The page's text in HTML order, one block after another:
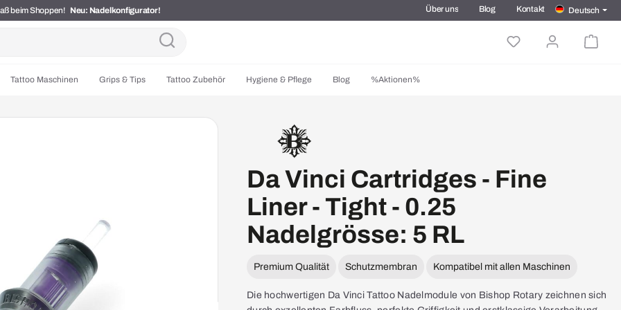
beim Shoppen! Neu: Nadelkonfigurator! Über uns Blog Kontakt Deutsch
Tattoo Maschinen Grips & Tips Tattoo Zubehör Hygiene & Pflege Blog %Aktionen%
Da Vinci Cartridges - Fine
Liner - Tight - 0.25
Nadelgrösse: 5 RL
Premium Qualität Schutzmembran Kompatibel mit allen Maschinen
Die hochwertigen Da Vinci Tattoo Nadelmodule von Bishop Rotary zeichnen sich